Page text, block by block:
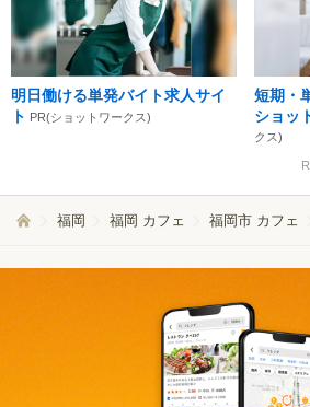
明日働ける単発バイト求人サイ
ト PR(ショットワークス)
短期・
ショッ
クス)
福岡 福岡 カフェ 福岡市 カフェ